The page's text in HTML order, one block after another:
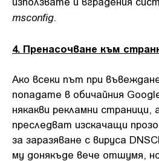
msconfig.
4. Пренасочване към
Ако всеки път при
попадате в обичайния
някакви рекламни страници,
преследват изскачащи
за заразяване с вируса
му донякъде вече отшумя,